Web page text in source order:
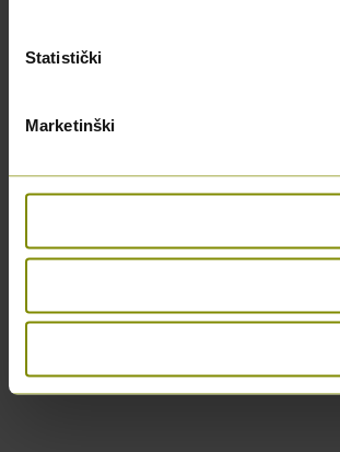
Statistički
Marketinški